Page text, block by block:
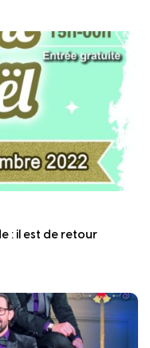
: il est de retour